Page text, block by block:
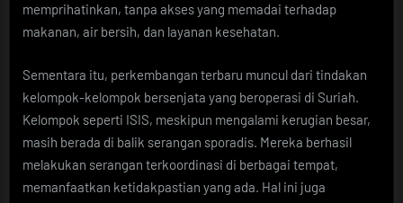
memprihatinkan, tanpa akses yang memadai terhadap
makanan, air bersih, dan layanan kesehatan.
Sementara itu, perkembangan terbaru muncul dari tindakan
kelompok-kelompok bersenjata yang beroperasi di Suriah.
Kelompok seperti ISIS, meskipun mengalami kerugian besar,
masih berada di balik serangan sporadis. Mereka berhasil
melakukan serangan terkoordinasi di berbagai tempat,
memanfaatkan ketidakpastian yang ada. Hal ini juga